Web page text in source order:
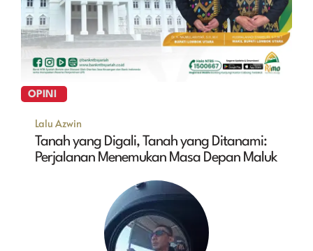
OPINI
Lalu Azwin
Tanah yang Digali, Tanah yang Ditanami:
Perjalanan Menemukan Masa Depan Maluk